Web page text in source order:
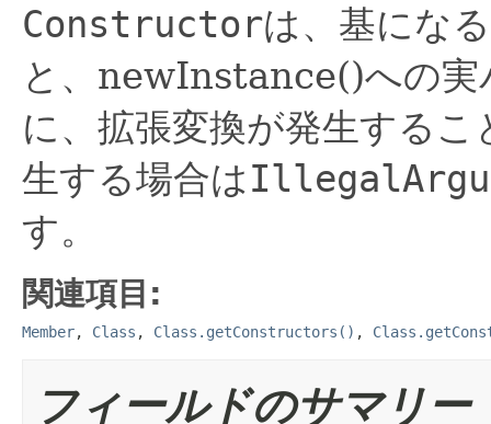
Constructorは、基にな
と、newInstance()への実
に、拡張変換が発生する
生する場合は
す。
関連項目:
Member, Class , Class.getConstructors() ,
フィールドのサマリー